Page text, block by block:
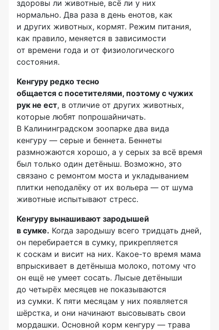
здоровы ли животные, всё ли у них
нормально. Два раза в день енотов, как
и других животных, кормят. Режим питания,
как правило, меняется в зависимости
от времени года и от физиологического
состояния.
Кенгуру редко тесно
общается с посетителями, поэтому с чужих
рук не ест, в отличие от других животных,
которые любят попрошайничать.
В Калининградском зоопарке два вида
кенгуру — серые и беннета. Беннеты
размножаются хорошо, а у серых за всё время
был только один детёныш. Возможно, это
связано с ремонтом моста и укладыванием
плитки неподалёку от их вольера — от шума
животные испытывают стресс.
Кенгуру вынашивают зародышей
в сумке. Когда зародышу всего тридцать дней,
он перебирается в сумку, прикрепляется
к соскам и висит на них. Какое-то время мама
впрыскивает в детёныша молоко, потому что
он ещё не умеет сосать. Лысые детёныши
до четырёх месяцев не показываются
из сумки. К пяти месяцам у них появляется
шёрстка, и они начинают высовывать свои
мордашки. Основной корм кенгуру — трава